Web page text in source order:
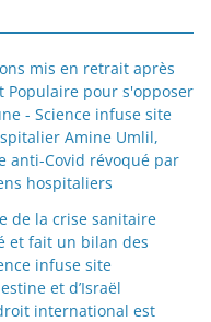
mis en retrait après
Populaire pour s'opposer
- Science infuse site
Amine Umlil,
anti-Covid révoqué par
hospitaliers
de la crise sanitaire
et fait un bilan des
infuse site
et d’Israël
international est